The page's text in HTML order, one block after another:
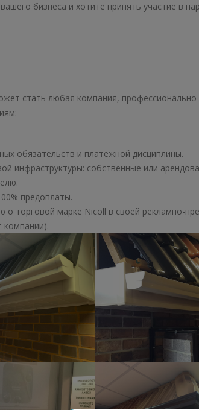
бизнеса и хотите принять участие в
стать любая компания,
обязательств и платежной дисциплины.
инфраструктуры: собственные или
предоплаты.
торговой марке Nicoll в своей рекламно-
компании).